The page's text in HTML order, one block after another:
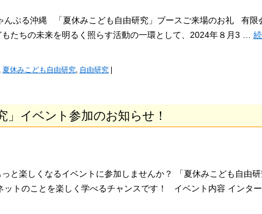
んぷる沖縄 「夏休みこども自由研究」ブースご来場のお礼 有限
たちの未来を明るく照らす活動の一環として、2024年８月3 …
, 夏休みこども自由研究, 自由研究
」イベント参加のお知らせ！
と楽しくなるイベントに参加しませんか？ 「夏休みこども自由研
ットのことを楽しく学べるチャンスです！ イベント内容 インタ